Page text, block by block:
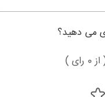
می دهید؟